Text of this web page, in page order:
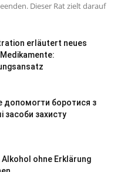
Dieser Rat zielt darauf
erläutert neues
допомогти боротися з
засоби захисту
ohne Erklärung